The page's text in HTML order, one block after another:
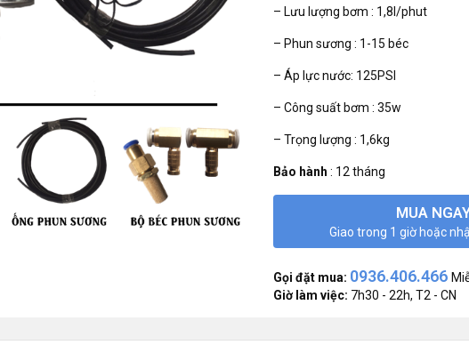
– Lưu lượng bơm : 1,8l/phut
– Phun sương : 1-15 béc
– Áp lực nước: 125PSI
– Công suất bơm : 35w
– Trọng lượng : 1,6kg
Bảo hành : 12 tháng
MUA
Giao trong 1 giờ hoặc
Gọi đặt mua: 0936.406.466
Giờ làm việc: 7h30 - 22h, T2 - CN